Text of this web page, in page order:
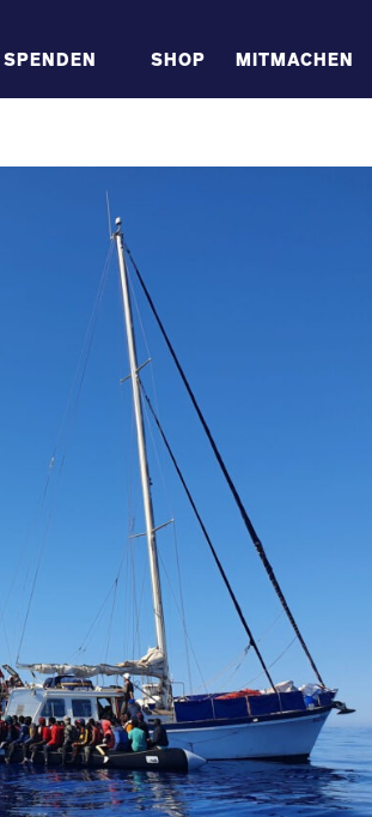
SPENDEN SHOP MITMACHEN